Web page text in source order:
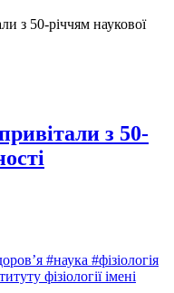
з 50-річчям наукової
з 50-
#наука #фізіологія
фізіології імені